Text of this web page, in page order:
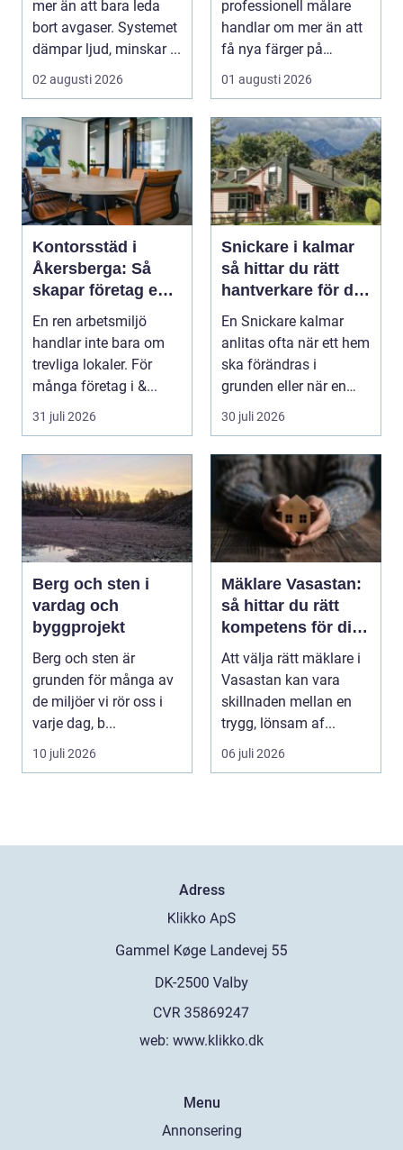
mer än att bara leda
bort avgaser. Systemet
dämpar ljud, minskar ...
02 augusti 2026
professionell målare
handlar om mer än att
få nya färger på
väggarna. En kunnig
01 augusti 2026
Kontorsstäd i
Åkersberga: Så
skapar företag en
ren, trygg och
effektiv arbetsplats
En ren arbetsmiljö
handlar inte bara om
trevliga lokaler. För
många företag i &...
31 juli 2026
Snickare i kalmar
så hittar du rätt
hantverkare för ditt
byggprojekt
En Snickare kalmar
anlitas ofta när ett hem
ska förändras i
grunden eller när en
detalj äntligen sk...
30 juli 2026
Berg och sten i
vardag och
byggprojekt
Berg och sten är
grunden för många av
de miljöer vi rör oss i
varje dag, b...
10 juli 2026
Mäklare Vasastan:
så hittar du rätt
kompetens för din
bostadsaffär
Att välja rätt mäklare i
Vasastan kan vara
skillnaden mellan en
trygg, lönsam af...
06 juli 2026
Adress
web: www.klikko.dk
Menu
Annonsering